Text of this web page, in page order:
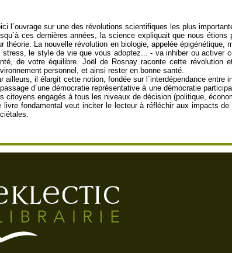
l´ouvrage sur une des révolutions scientifiques les plus
ces dernières années, la science expliquait que nous
théorie. La nouvelle révolution en biologie, appelée
stress, le style de vie que vous adoptez... - va inhiber ou activer
de votre équilibre. Joël de Rosnay raconte cette révolution
personnel, et ainsi rester en bonne santé.
ailleurs, il élargit cette notion, fondée sur l´interdépendance
passage d´une démocratie représentative à une démocratie
citoyens engagés à tous les niveaux de décision (politique,
livre fondamental veut inciter le lecteur à réfléchir aux impacts